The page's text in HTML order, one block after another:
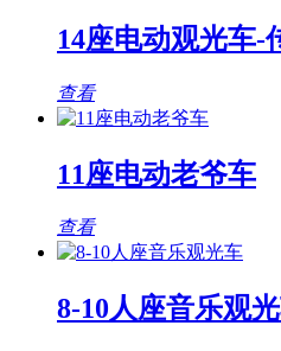
14座电动观光车-
查看
11座电动老爷车
查看
8-10人座音乐观